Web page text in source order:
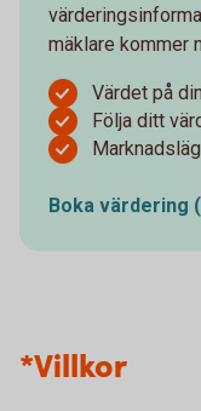
mäklare kommer
Värdet på
Följa ditt
Boka värdering
*Villkor